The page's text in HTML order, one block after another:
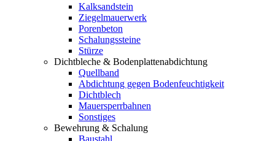
Kalksandstein
Ziegelmauerwerk
Porenbeton
Schalungssteine
Stürze
Dichtbleche & Bodenplattenabdichtung
Quellband
Abdichtung gegen Bodenfeuchtigkeit
Dichtblech
Mauersperrbahnen
Sonstiges
Bewehrung & Schalung
Baustahl